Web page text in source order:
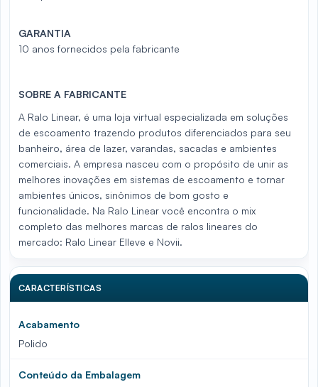
GARANTIA
10 anos fornecidos pela fabricante
SOBRE A FABRICANTE
A Ralo Linear, é uma loja virtual especializada em soluções
de escoamento trazendo produtos diferenciados para seu
banheiro, área de lazer, varandas, sacadas e ambientes
comerciais. A empresa nasceu com o propósito de unir as
melhores inovações em sistemas de escoamento e tornar
ambientes únicos, sinônimos de bom gosto e
funcionalidade. Na Ralo Linear você encontra o mix
completo das melhores marcas de ralos lineares do
mercado: Ralo Linear Elleve e Novii.
CARACTERÍSTICAS
Acabamento
Polido
Conteúdo da Embalagem